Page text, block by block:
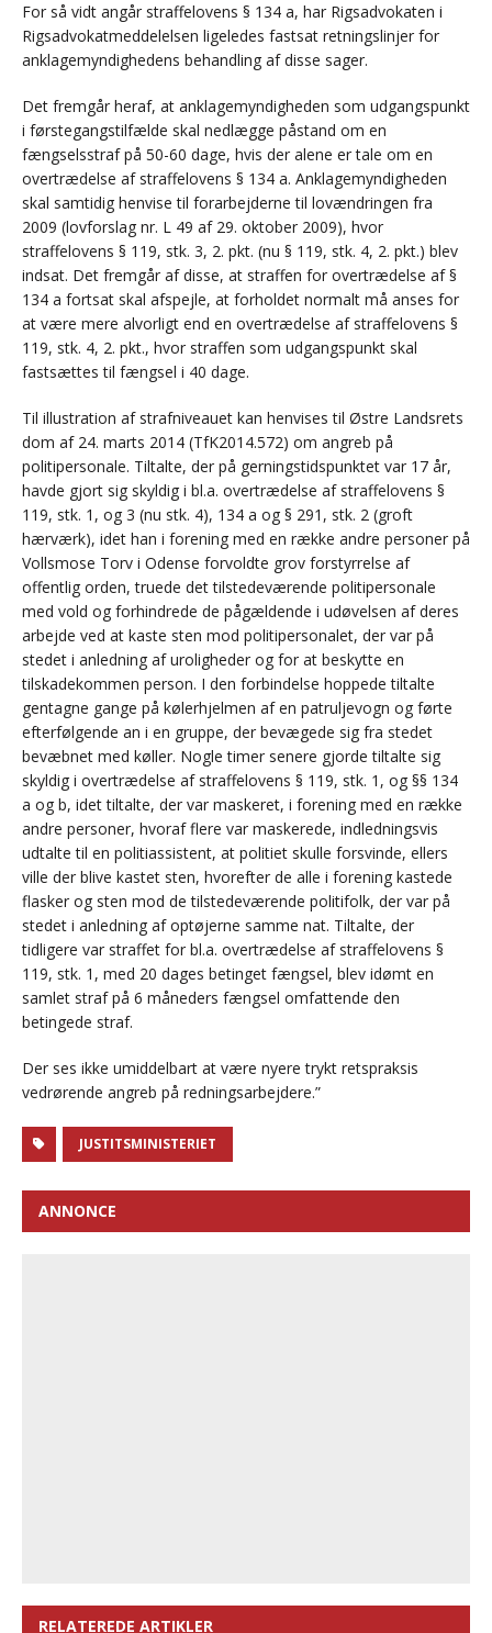
For så vidt angår straffelovens § 134 a, har Rigsadvokaten i
Rigsadvokatmeddelelsen ligeledes fastsat retningslinjer for
anklagemyndighedens behandling af disse sager.
Det fremgår heraf, at anklagemyndigheden som udgangspunkt
i førstegangstilfælde skal nedlægge påstand om en
fængselsstraf på 50-60 dage, hvis der alene er tale om en
overtrædelse af straffelovens § 134 a. Anklagemyndigheden
skal samtidig henvise til forarbejderne til lovændringen fra
2009 (lovforslag nr. L 49 af 29. oktober 2009), hvor
straffelovens § 119, stk. 3, 2. pkt. (nu § 119, stk. 4, 2. pkt.) blev
indsat. Det fremgår af disse, at straffen for overtrædelse af §
134 a fortsat skal afspejle, at forholdet normalt må anses for
at være mere alvorligt end en overtrædelse af straffelovens §
119, stk. 4, 2. pkt., hvor straffen som udgangspunkt skal
fastsættes til fængsel i 40 dage.
Til illustration af strafniveauet kan henvises til Østre Landsrets
dom af 24. marts 2014 (TfK2014.572) om angreb på
politipersonale. Tiltalte, der på gerningstidspunktet var 17 år,
havde gjort sig skyldig i bl.a. overtrædelse af straffelovens §
119, stk. 1, og 3 (nu stk. 4), 134 a og § 291, stk. 2 (groft
hærværk), idet han i forening med en række andre personer på
Vollsmose Torv i Odense forvoldte grov forstyrrelse af
offentlig orden, truede det tilstedeværende politipersonale
med vold og forhindrede de pågældende i udøvelsen af deres
arbejde ved at kaste sten mod politipersonalet, der var på
stedet i anledning af uroligheder og for at beskytte en
tilskadekommen person. I den forbindelse hoppede tiltalte
gentagne gange på kølerhjelmen af en patruljevogn og førte
efterfølgende an i en gruppe, der bevægede sig fra stedet
bevæbnet med køller. Nogle timer senere gjorde tiltalte sig
skyldig i overtrædelse af straffelovens § 119, stk. 1, og §§ 134
a og b, idet tiltalte, der var maskeret, i forening med en række
andre personer, hvoraf flere var maskerede, indledningsvis
udtalte til en politiassistent, at politiet skulle forsvinde, ellers
ville der blive kastet sten, hvorefter de alle i forening kastede
flasker og sten mod de tilstedeværende politifolk, der var på
stedet i anledning af optøjerne samme nat. Tiltalte, der
tidligere var straffet for bl.a. overtrædelse af straffelovens §
119, stk. 1, med 20 dages betinget fængsel, blev idømt en
samlet straf på 6 måneders fængsel omfattende den
betingede straf.
Der ses ikke umiddelbart at være nyere trykt retspraksis
vedrørende angreb på redningsarbejdere.”
JUSTITSMINISTERIET
ANNONCE
RELATEREDE ARTIKLER